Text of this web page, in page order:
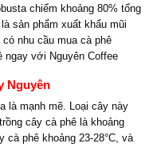
chiếm khoảng 80% tổng
sản phẩm xuất khẩu mũi
nhu cầu mua cà phê
ngay với Nguyên Coffee
Nguyên
là mạnh mẽ. Loại cây này
cây cà phê là khoảng
phê khoảng 23-28°C, và